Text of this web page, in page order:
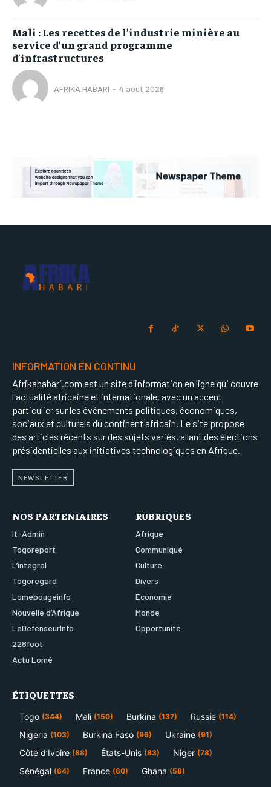
Mali : Les recettes de l’industrie minière au
service d’un grand programme
d’infrastructures
AFRIKA HABARI - 4 août 2026
INFORMATION EN CONTINU
Afrikahabari.com est un site d'information en ligne qui couvre
l'actualité africaine et internationale, avec un accent
particulier sur les événements politiques, économiques,
sociaux et culturels du continent africain. Le site propose
des articles récents sur des sujets variés, allant des élections
présidentielles aux initiatives technologiques en Afrique.
NEWSLETTER
NOS PARTENIAIRES
It-Admin
Togoreport
L’integral
Togoregard
Lomebougeinfo
Nouvelle d’Afrique
LeDefenseurInfo
228foot
Actu Lomé
RUBRIQUES
Afrique
Communiqué
Culture
Divers
Economie
Monde
Opportunité
ÉTIQUETTES
Togo (344) Mali (150) Burkina (137) Russie (114)
Nigeria (103) Burkina Faso (96) Ukraine (91)
Côte d’Ivoire (88) États-Unis (83) Niger (78)
Sénégal (64) France (60) Ghana (58)